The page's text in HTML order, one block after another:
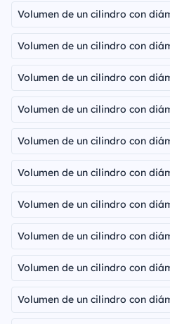
Volumen de un cilindro con
Volumen de un cilindro con
Volumen de un cilindro con
Volumen de un cilindro con
Volumen de un cilindro con
Volumen de un cilindro con
Volumen de un cilindro con
Volumen de un cilindro con
Volumen de un cilindro con
Volumen de un cilindro con